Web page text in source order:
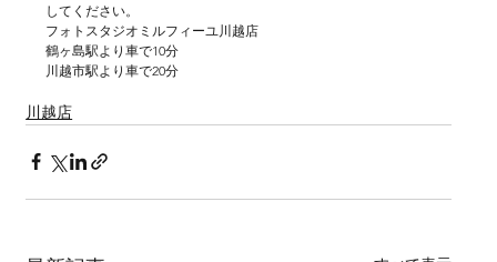
してください。
フォトスタジオミルフィーユ川越店
鶴ヶ島駅より車で10分
川越市駅より車で20分
川越店